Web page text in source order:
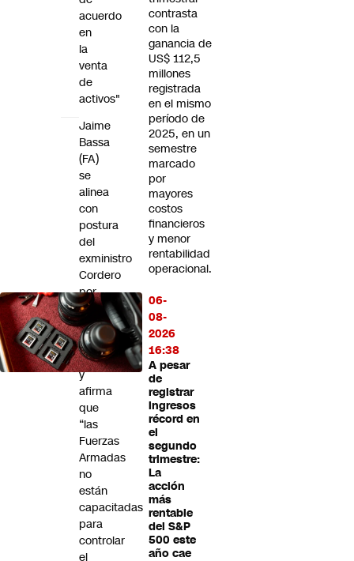
contrasta
con la
ganancia de
US$ 112,5
millones
registrada
en el mismo
período de
2025, en un
semestre
marcado
por
mayores
costos
financieros
y menor
rentabilidad
operacional.
06-
08-
2026
16:38
A pesar
de
registrar
ingresos
récord en
el
segundo
trimestre:
La
acción
más
rentable
del S&P
500 este
año cae
acuerdo
en
la
venta
de
activos"
Jaime
Bassa
(FA)
se
alinea
con
postura
del
exministro
Cordero
por
nuevo
estado
de
excepción
y
afirma
que
“las
Fuerzas
Armadas
no
están
capacitadas
para
controlar
el